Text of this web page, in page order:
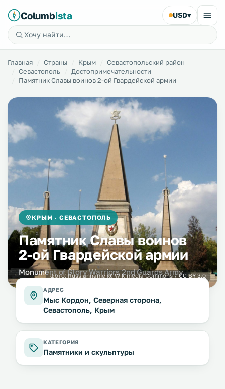
Columbista USD▾
Главная Страны Крым
Севастопольский район
Севастополь
Достопримечательности
Памятник Славы воинов 2-ой Гвардейской армии
КРЫМ · СЕВАСТОПОЛЬ
Памятник Славы воинов
2-ой Гвардейской армии
Monument of Glory Warriors 2nd Guards Army
фото: Russianname @ Wikimedia Commons /CC BY 3.0
АДРЕС
Мыс Кордон, Северная сторона,
Севастополь, Крым
КАТЕГОРИЯ
Памятники и скульптуры